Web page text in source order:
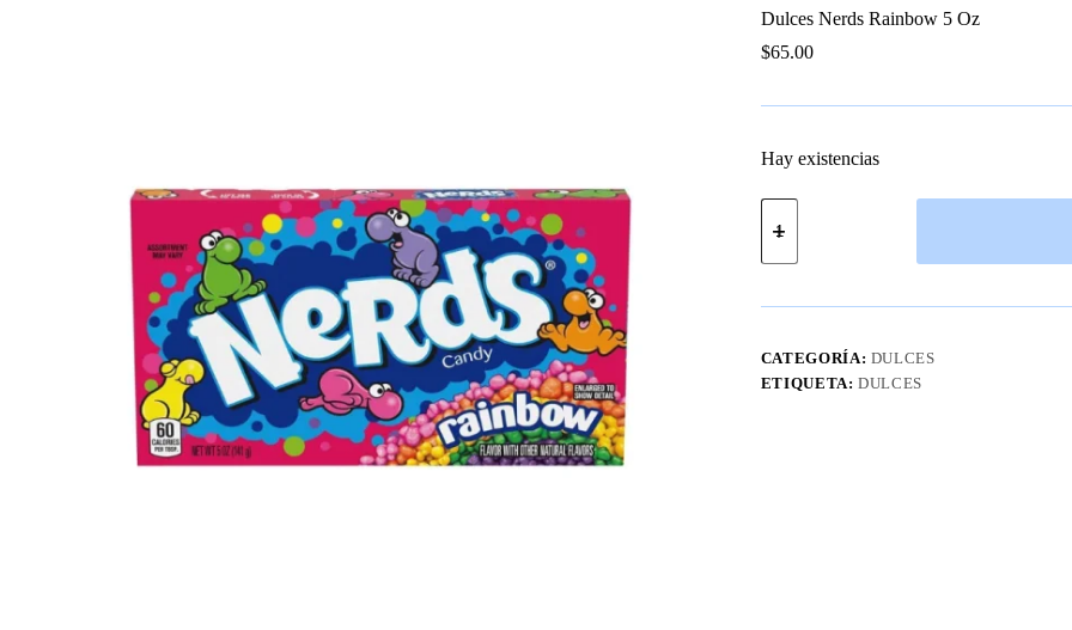
Dulces Nerds Rainbow 5 Oz
$65.00
Hay existencias
Dulces
Nerds
5
cantidad
CATEGORÍA: DULCES
ETIQUETA:DULCES